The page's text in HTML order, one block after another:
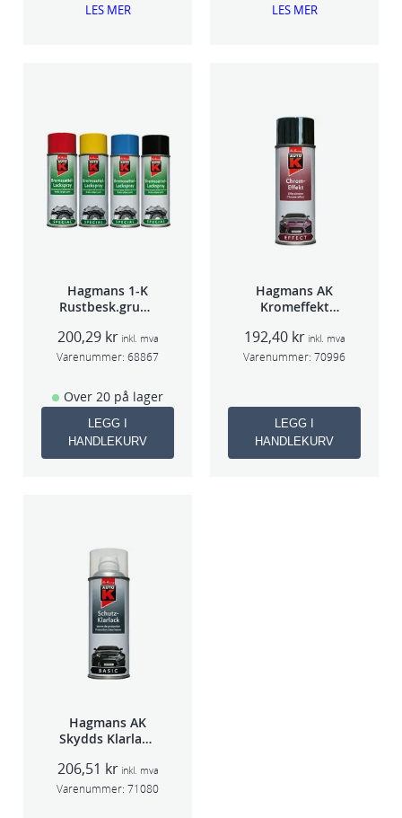
LES MER LES MER
Hagmans 1-K
Rustbesk.grunn
200,29 kr inkl. mva
Varenummer: 68867
Over 20 på lager
LEGG I
HANDLEKURV
Hagmans AK
Kromeffekt
192,40 kr inkl. mva
Varenummer: 70996
LEGG I
HANDLEKURV
Hagmans AK
Skydds Klarlakk
206,51 kr inkl. mva
Varenummer: 71080